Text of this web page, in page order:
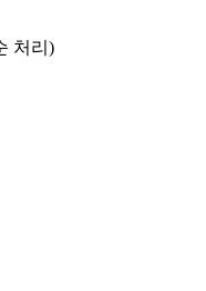
처리)